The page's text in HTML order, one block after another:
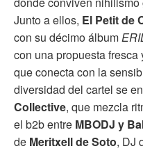
Junto a ellos, El Petit de
con su décimo álbum
con una propuesta
que conecta con la
diversidad del cartel se
Collective, que mezcla
el b2b entre MBODJ y
de Meritxell de Soto, DJ